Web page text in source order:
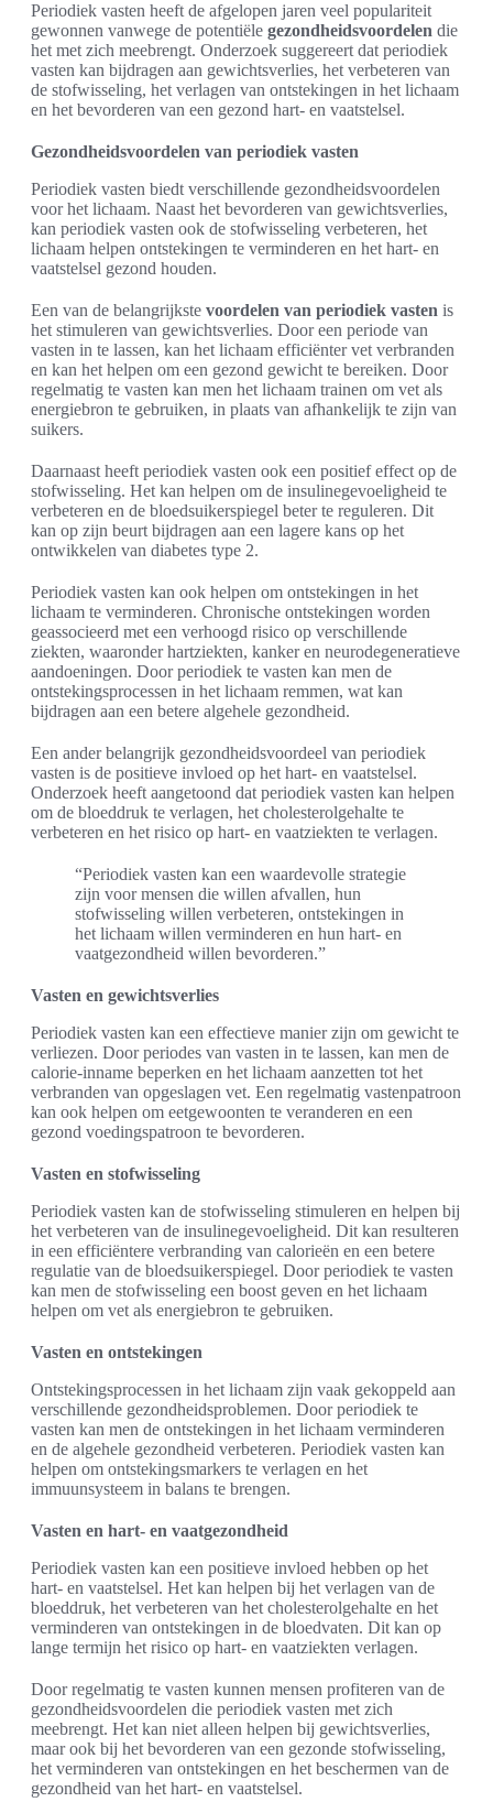
Periodiek vasten heeft de afgelopen jaren veel populariteit
gewonnen vanwege de potentiële gezondheidsvoordelen die
het met zich meebrengt. Onderzoek suggereert dat periodiek
vasten kan bijdragen aan gewichtsverlies, het verbeteren van
de stofwisseling, het verlagen van ontstekingen in het lichaam
en het bevorderen van een gezond hart- en vaatstelsel.
Gezondheidsvoordelen van periodiek vasten
Periodiek vasten biedt verschillende gezondheidsvoordelen
voor het lichaam. Naast het bevorderen van gewichtsverlies,
kan periodiek vasten ook de stofwisseling verbeteren, het
lichaam helpen ontstekingen te verminderen en het hart- en
vaatstelsel gezond houden.
Een van de belangrijkste voordelen van periodiek vasten is
het stimuleren van gewichtsverlies. Door een periode van
vasten in te lassen, kan het lichaam efficiënter vet verbranden
en kan het helpen om een gezond gewicht te bereiken. Door
regelmatig te vasten kan men het lichaam trainen om vet als
energiebron te gebruiken, in plaats van afhankelijk te zijn van
suikers.
Daarnaast heeft periodiek vasten ook een positief effect op de
stofwisseling. Het kan helpen om de insulinegevoeligheid te
verbeteren en de bloedsuikerspiegel beter te reguleren. Dit
kan op zijn beurt bijdragen aan een lagere kans op het
ontwikkelen van diabetes type 2.
Periodiek vasten kan ook helpen om ontstekingen in het
lichaam te verminderen. Chronische ontstekingen worden
geassocieerd met een verhoogd risico op verschillende
ziekten, waaronder hartziekten, kanker en neurodegeneratieve
aandoeningen. Door periodiek te vasten kan men de
ontstekingsprocessen in het lichaam remmen, wat kan
bijdragen aan een betere algehele gezondheid.
Een ander belangrijk gezondheidsvoordeel van periodiek
vasten is de positieve invloed op het hart- en vaatstelsel.
Onderzoek heeft aangetoond dat periodiek vasten kan helpen
om de bloeddruk te verlagen, het cholesterolgehalte te
verbeteren en het risico op hart- en vaatziekten te verlagen.
“Periodiek vasten kan een waardevolle strategie
zijn voor mensen die willen afvallen, hun
stofwisseling willen verbeteren, ontstekingen in
het lichaam willen verminderen en hun hart- en
vaatgezondheid willen bevorderen.”
Vasten en gewichtsverlies
Periodiek vasten kan een effectieve manier zijn om gewicht te
verliezen. Door periodes van vasten in te lassen, kan men de
calorie-inname beperken en het lichaam aanzetten tot het
verbranden van opgeslagen vet. Een regelmatig vastenpatroon
kan ook helpen om eetgewoonten te veranderen en een
gezond voedingspatroon te bevorderen.
Vasten en stofwisseling
Periodiek vasten kan de stofwisseling stimuleren en helpen bij
het verbeteren van de insulinegevoeligheid. Dit kan resulteren
in een efficiëntere verbranding van calorieën en een betere
regulatie van de bloedsuikerspiegel. Door periodiek te vasten
kan men de stofwisseling een boost geven en het lichaam
helpen om vet als energiebron te gebruiken.
Vasten en ontstekingen
Ontstekingsprocessen in het lichaam zijn vaak gekoppeld aan
verschillende gezondheidsproblemen. Door periodiek te
vasten kan men de ontstekingen in het lichaam verminderen
en de algehele gezondheid verbeteren. Periodiek vasten kan
helpen om ontstekingsmarkers te verlagen en het
immuunsysteem in balans te brengen.
Vasten en hart- en vaatgezondheid
Periodiek vasten kan een positieve invloed hebben op het
hart- en vaatstelsel. Het kan helpen bij het verlagen van de
bloeddruk, het verbeteren van het cholesterolgehalte en het
verminderen van ontstekingen in de bloedvaten. Dit kan op
lange termijn het risico op hart- en vaatziekten verlagen.
Door regelmatig te vasten kunnen mensen profiteren van de
gezondheidsvoordelen die periodiek vasten met zich
meebrengt. Het kan niet alleen helpen bij gewichtsverlies,
maar ook bij het bevorderen van een gezonde stofwisseling,
het verminderen van ontstekingen en het beschermen van de
gezondheid van het hart- en vaatstelsel.